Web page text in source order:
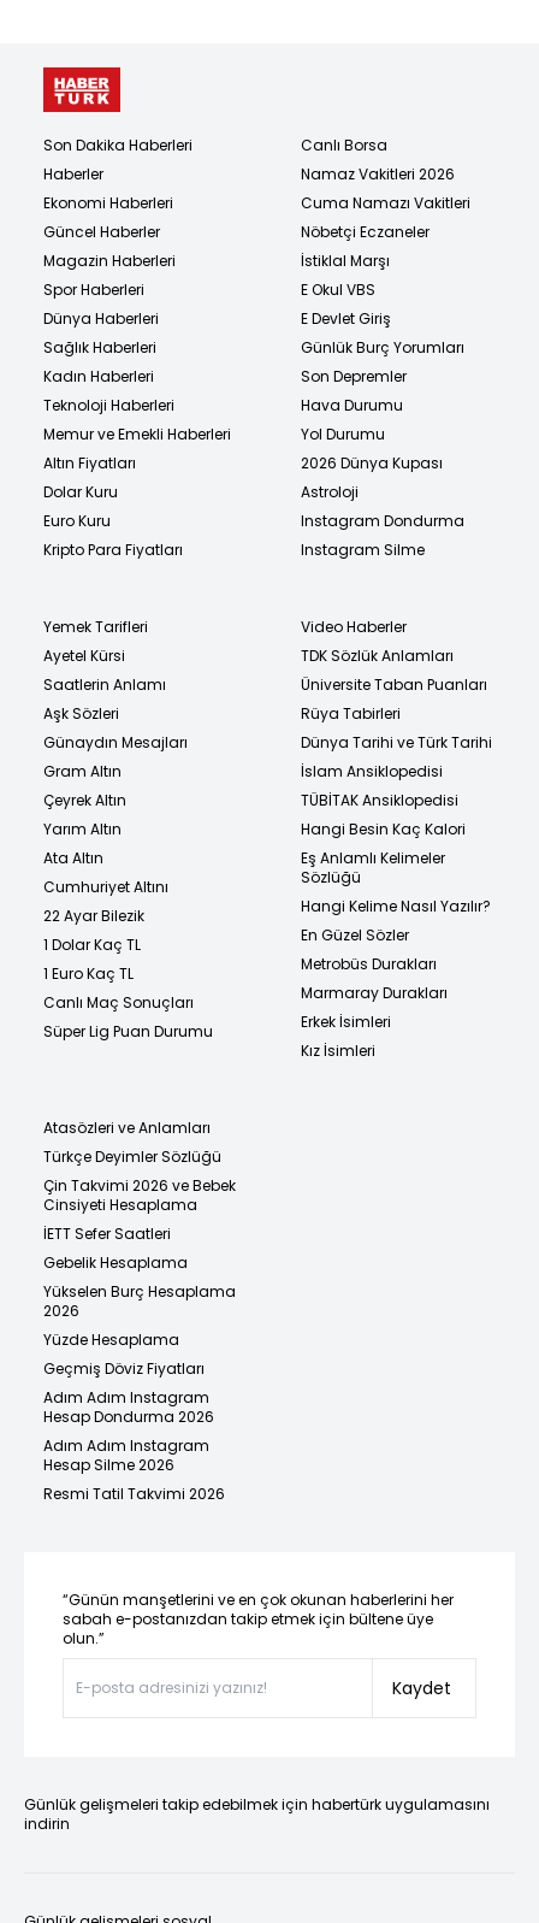
Son Dakika Haberleri
Haberler
Ekonomi Haberleri
Güncel Haberler
Magazin Haberleri
Spor Haberleri
Dünya Haberleri
Sağlık Haberleri
Kadın Haberleri
Teknoloji Haberleri
Memur ve Emekli Haberleri
Altın Fiyatları
Dolar Kuru
Euro Kuru
Kripto Para Fiyatları
Canlı Borsa
Namaz Vakitleri 2026
Cuma Namazı Vakitleri
Nöbetçi Eczaneler
İstiklal Marşı
E Okul VBS
E Devlet Giriş
Günlük Burç Yorumları
Son Depremler
Hava Durumu
Yol Durumu
2026 Dünya Kupası
Astroloji
Instagram Dondurma
Instagram Silme
Yemek Tarifleri
Ayetel Kürsi
Saatlerin Anlamı
Aşk Sözleri
Günaydın Mesajları
Gram Altın
Çeyrek Altın
Yarım Altın
Ata Altın
Cumhuriyet Altını
22 Ayar Bilezik
1 Dolar Kaç TL
1 Euro Kaç TL
Canlı Maç Sonuçları
Süper Lig Puan Durumu
Video Haberler
TDK Sözlük Anlamları
Üniversite Taban Puanları
Rüya Tabirleri
Dünya Tarihi ve Türk Tarihi
İslam Ansiklopedisi
TÜBİTAK Ansiklopedisi
Hangi Besin Kaç Kalori
Eş Anlamlı Kelimeler
Sözlüğü
Hangi Kelime Nasıl Yazılır?
En Güzel Sözler
Metrobüs Durakları
Marmaray Durakları
Erkek İsimleri
Kız İsimleri
Atasözleri ve Anlamları
Türkçe Deyimler Sözlüğü
Çin Takvimi 2026 ve Bebek
Cinsiyeti Hesaplama
İETT Sefer Saatleri
Gebelik Hesaplama
Yükselen Burç Hesaplama
2026
Yüzde Hesaplama
Geçmiş Döviz Fiyatları
Adım Adım Instagram
Hesap Dondurma 2026
Adım Adım Instagram
Hesap Silme 2026
Resmi Tatil Takvimi 2026
“Günün manşetlerini ve en çok okunan haberlerini her
sabah e-postanızdan takip etmek için bültene üye
olun.”
Kaydet
Günlük gelişmeleri takip edebilmek için habertürk uygulamasını
indirin